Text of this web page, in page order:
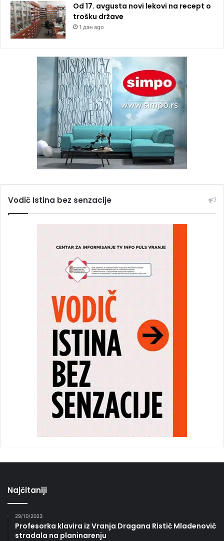
Od 17. avgusta novi lekovi na recept o
trošku države
1 дан ago
Vodič Istina bez senzacije
Najčitaniji
29/10/2023
Profesorka klavira iz Vranja Dragana Ristić Mladenović
stradala na planinarenju